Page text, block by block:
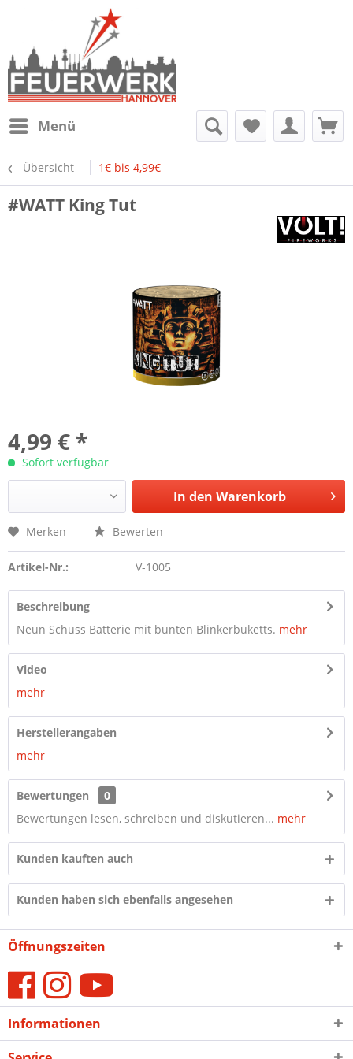
Menü
Übersicht 1€ bis 4,99€
#WATT King Tut
4,99 € *
Sofort verfügbar
In den Warenkorb
Merken Bewerten
Artikel-Nr.: V-1005
Beschreibung
Neun Schuss Batterie mit bunten Blinkerbuketts. mehr
Video
mehr
Herstellerangaben
mehr
Bewertungen
0
Bewertungen lesen, schreiben und diskutieren... mehr
Kunden kauften auch
Kunden haben sich ebenfalls angesehen
Öffnungszeiten
Informationen